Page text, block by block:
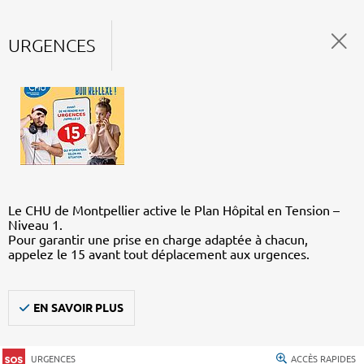
URGENCES
Le CHU de Montpellier active le Plan Hôpital en Tension –
Niveau 1.
Pour garantir une prise en charge adaptée à chacun,
appelez le 15 avant tout déplacement aux urgences.
EN SAVOIR PLUS
URGENCES ACCÈS RAPIDES